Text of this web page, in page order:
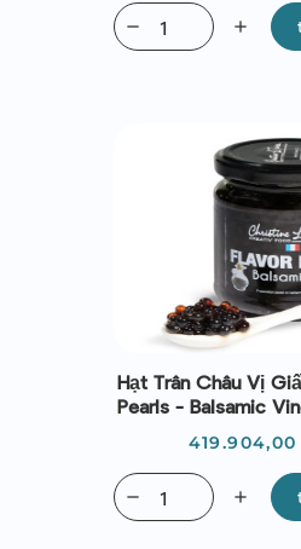
add
remove
Hạt Trân Châu Vị
Pearls - Balsamic
Giá
419.904,00
add
remove